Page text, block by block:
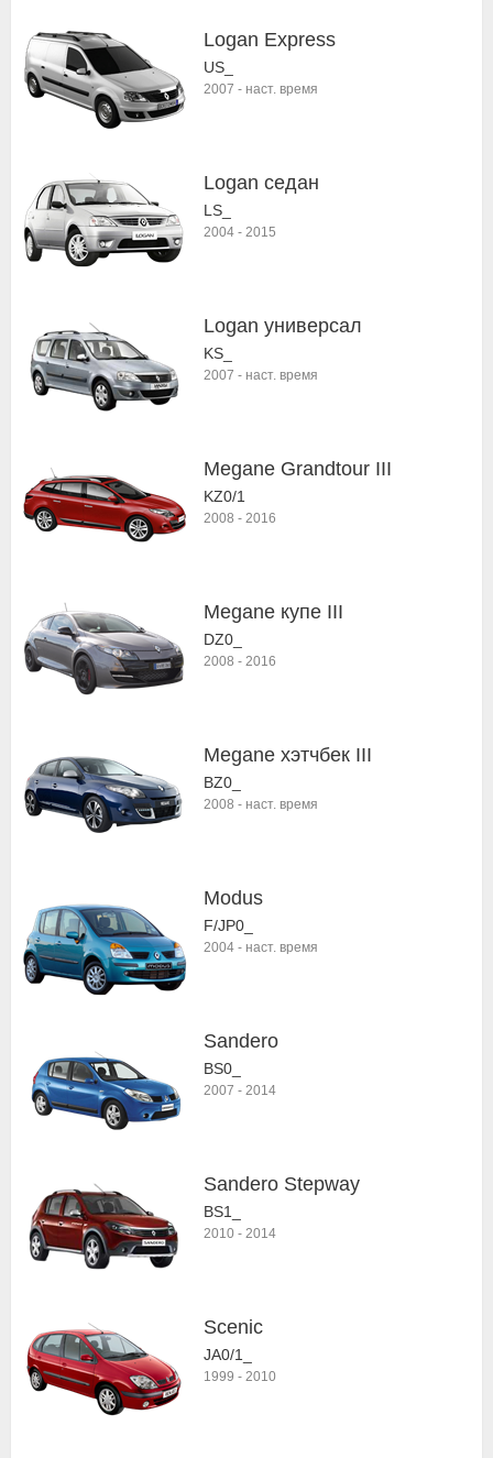
Logan Express
US_
2007 - наст. время
Logan седан
LS_
2004 - 2015
Logan универсал
KS_
2007 - наст. время
Megane Grandtour III
KZ0/1
2008 - 2016
Megane купе III
DZ0_
2008 - 2016
Megane хэтчбек III
BZ0_
2008 - наст. время
Modus
F/JP0_
2004 - наст. время
Sandero
BS0_
2007 - 2014
Sandero Stepway
BS1_
2010 - 2014
Scenic
JA0/1_
1999 - 2010